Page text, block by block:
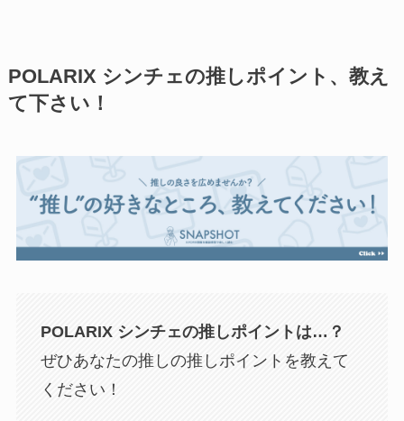
POLARIX シンチェの推しポイント、教え
て下さい！
POLARIX シンチェの推しポイントは…？
ぜひあなたの推しの推しポイントを教えて
ください！